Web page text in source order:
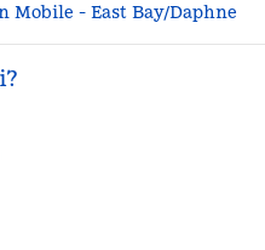
Mobile - East Bay/Daphne